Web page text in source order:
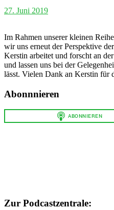
27. Juni 2019
Im Rahmen unserer kleinen
wir uns erneut der Perspektive
Kerstin arbeitet und forscht an
und lassen uns bei der
lässt. Vielen Dank an Kerstin für
Abonnnieren
Zur Podcastzentrale: